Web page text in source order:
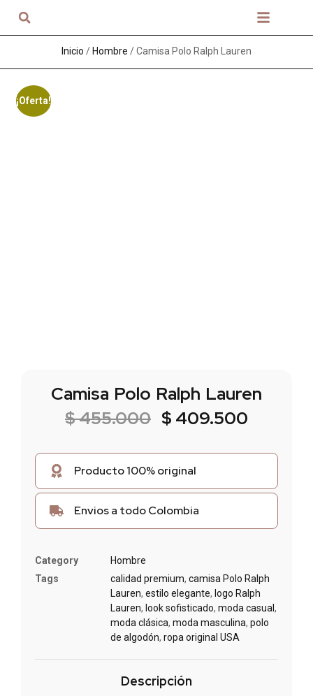
Inicio / Hombre / Camisa Polo Ralph Lauren
¡Oferta!
Camisa Polo Ralph Lauren
$455.000 $ 409.500
Producto 100% original
Envios a todo Colombia
Category
Hombre
Tags
calidad premium, camisa Polo Ralph
Lauren, estilo elegante, logo Ralph
Lauren, look sofisticado, moda casual,
moda clásica, moda masculina, polo
de algodón, ropa original USA
Descripción